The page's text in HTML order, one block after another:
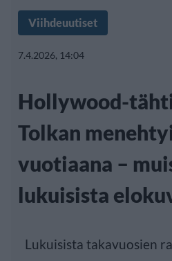
Viihdeuutiset
7.4.2026, 14:04
Hollywood-
Tolkan
vuotiaana –
lukuisista
Lukuisista takavuosien